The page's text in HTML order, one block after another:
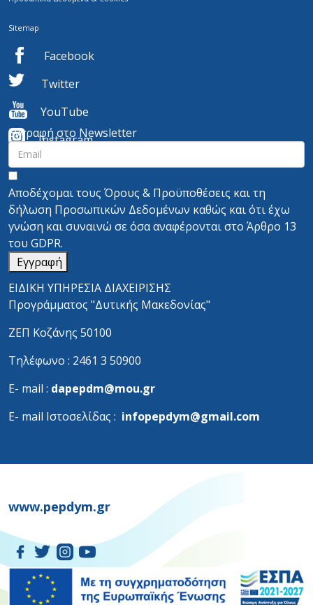
Sitemap
Facebook
Twitter
YouTube
Instagram
Εγγραφή στο Newsletter
Αποδέχομαι τους Όρους & Προϋποθέσεις και τη
δήλωση Προσωπικών Δεδομένων καθώς και ότι έχω
γνώση και συναινώ σε όσα αναφέρονται στο Άρθρο 13
του GDPR.
Εγγραφή
ΕΙΔΙΚΗ ΥΠΗΡΕΣΙΑ ΔΙΑΧΕΙΡΙΣΗΣ
Προγράμματος "Δυτικής Μακεδονίας"
ΖΕΠ Κοζάνης 50100
Τηλέφωνο : 2461 3 50900
Ε- mail : dapepdm@mou.gr
Ε- mail Ιστοσελίδας : infopepdym@gmail.com
www.pepdym.gr